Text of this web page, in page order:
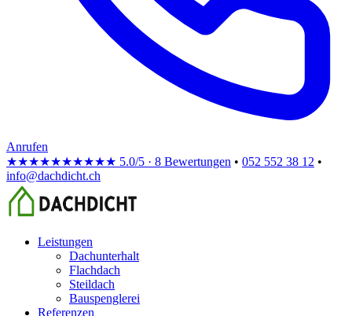
Anrufen
★★★★★★★★★★ 5.0/5 · 8 Bewertungen • 052 552 38 12 •
info@dachdicht.ch
Leistungen
Dachunterhalt
Flachdach
Steildach
Bauspenglerei
Referenzen